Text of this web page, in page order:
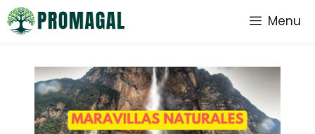
Saltar
al
Menu